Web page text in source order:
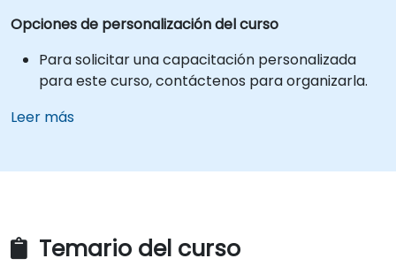
Opciones de personalización del curso
Para solicitar una capacitación personalizada
para este curso, contáctenos para organizarla.
Leer más
Temario del curso